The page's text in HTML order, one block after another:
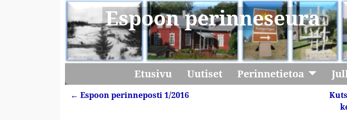
Espoon perinneseura
Etusivu Uutiset Perinnetietoa
← Espoon perinneposti 1/2016